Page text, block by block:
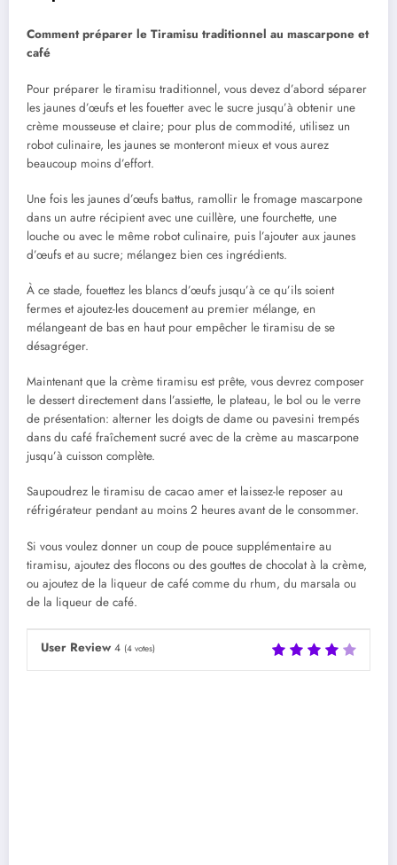
Comment préparer le Tiramisu traditionnel au mascarpone et
café
Pour préparer le tiramisu traditionnel, vous devez d’abord séparer
les jaunes d’œufs et les fouetter avec le sucre jusqu’à obtenir une
crème mousseuse et claire; pour plus de commodité, utilisez un
robot culinaire, les jaunes se monteront mieux et vous aurez
beaucoup moins d’effort.
Une fois les jaunes d’œufs battus, ramollir le fromage mascarpone
dans un autre récipient avec une cuillère, une fourchette, une
louche ou avec le même robot culinaire, puis l’ajouter aux jaunes
d’œufs et au sucre; mélangez bien ces ingrédients.
À ce stade, fouettez les blancs d’œufs jusqu’à ce qu’ils soient
fermes et ajoutez-les doucement au premier mélange, en
mélangeant de bas en haut pour empêcher le tiramisu de se
désagréger.
Maintenant que la crème tiramisu est prête, vous devrez composer
le dessert directement dans l’assiette, le plateau, le bol ou le verre
de présentation: alterner les doigts de dame ou pavesini trempés
dans du café fraîchement sucré avec de la crème au mascarpone
jusqu’à cuisson complète.
Saupoudrez le tiramisu de cacao amer et laissez-le reposer au
réfrigérateur pendant au moins 2 heures avant de le consommer.
Si vous voulez donner un coup de pouce supplémentaire au
tiramisu, ajoutez des flocons ou des gouttes de chocolat à la crème,
ou ajoutez de la liqueur de café comme du rhum, du marsala ou
de la liqueur de café.
User Review 4 (4 votes)